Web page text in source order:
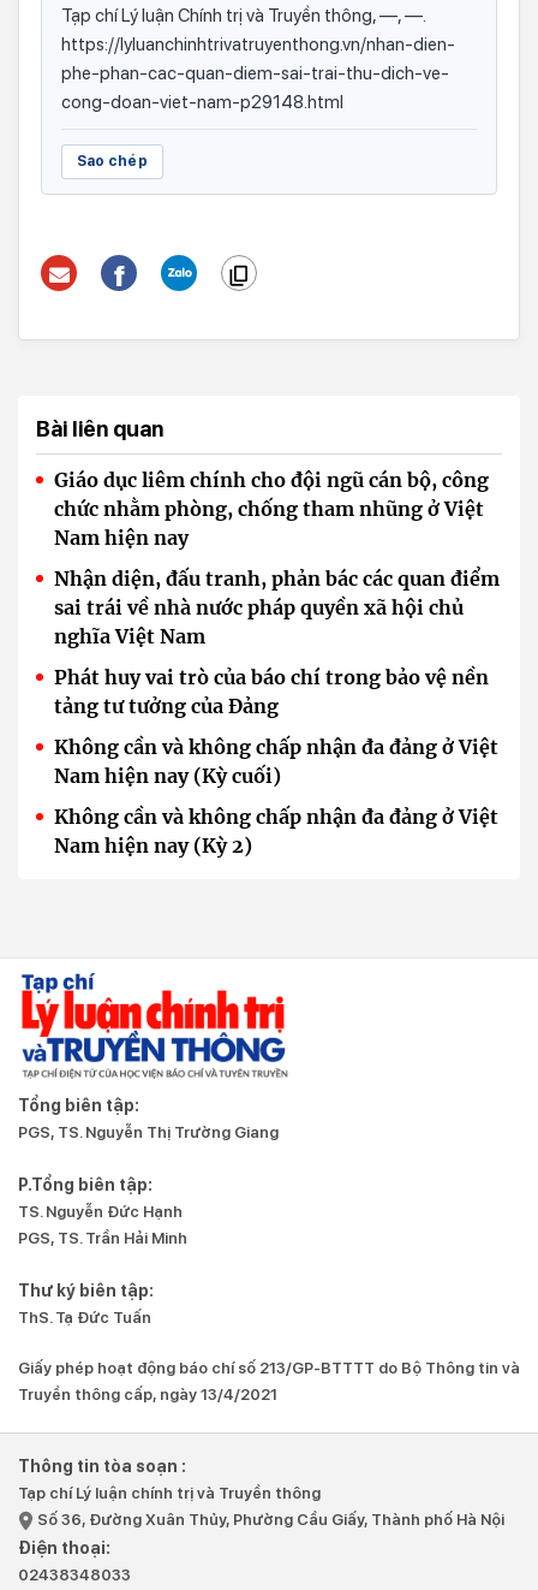
Tạp chí Lý luận Chính trị và Truyền thông, —, —.
https://lyluanchinhtrivatruyenthong.vn/nhan-dien-
phe-phan-cac-quan-diem-sai-trai-thu-dich-ve-
cong-doan-viet-nam-p29148.html
Sao chép
Bài liên quan
Giáo dục liêm chính cho đội ngũ cán bộ, công
chức nhằm phòng, chống tham nhũng ở Việt
Nam hiện nay
Nhận diện, đấu tranh, phản bác các quan điểm
sai trái về nhà nước pháp quyền xã hội chủ
nghĩa Việt Nam
Phát huy vai trò của báo chí trong bảo vệ nền
tảng tư tưởng của Đảng
Không cần và không chấp nhận đa đảng ở Việt
Nam hiện nay (Kỳ cuối)
Không cần và không chấp nhận đa đảng ở Việt
Nam hiện nay (Kỳ 2)
Tổng biên tập:
PGS, TS. Nguyễn Thị Trường Giang
P.Tổng biên tập:
TS. Nguyễn Đức Hạnh
PGS, TS. Trần Hải Minh
Thư ký biên tập:
ThS. Tạ Đức Tuấn
Giấy phép hoạt động báo chí số 213/GP-BTTTT do Bộ Thông tin và
Truyền thông cấp, ngày 13/4/2021
Thông tin tòa soạn :
Tạp chí Lý luận chính trị và Truyền thông
Số 36, Đường Xuân Thủy, Phường Cầu Giấy, Thành phố Hà Nội
Điện thoại:
02438348033